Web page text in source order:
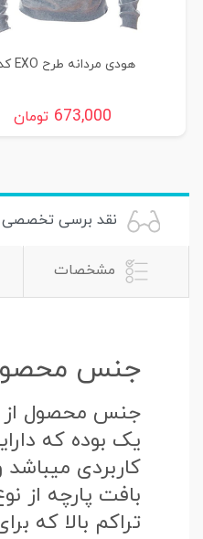
هودی مردانه طرح EXO کد2
673,000 تومان
نقد برسی تخصصی
مشخصات
جنس
جنس محصول از
یک بوده که
کاربردی
بافت پارچه از
تراکم بالا که